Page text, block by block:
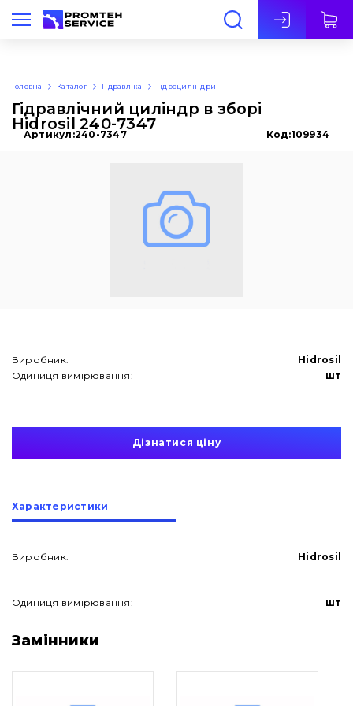
Укр
Контакти
Головна Каталог Гідравліка Гідроциліндри
Гідравлічний циліндр в зборі
Hidrosil 240-7347
Артикул:240-7347 Код:109934
Виробник:
Hidrosil
Одиниця вимірювання:
шт
Дізнатися ціну
Характеристики
Виробник: Hidrosil
Одиниця вимірювання: шт
Замінники